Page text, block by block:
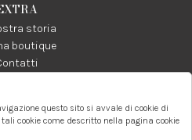
storia
boutique
Contatti:
info@donna1981.it
questo sito si avvale di cookie di
cookie come descritto nella pagina cookie